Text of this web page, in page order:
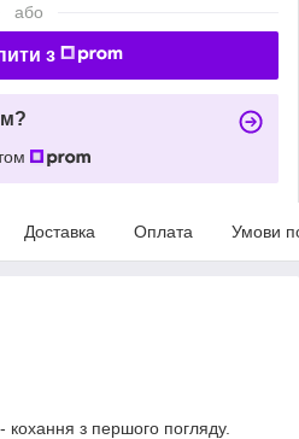
або
з
Доставка Оплата Умови
з першого погляду.